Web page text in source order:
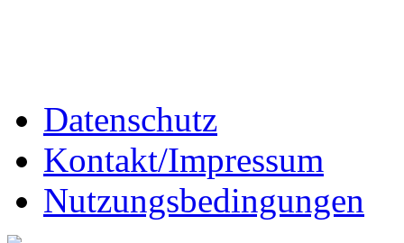
Datenschutz
Kontakt/Impressum
Nutzungsbedingungen